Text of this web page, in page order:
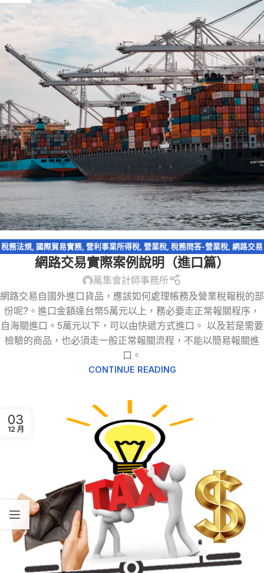
稅務法規 國際貿易實務 營利事業所得稅 營業稅 稅務問答-營業稅 網路交易
課稅,網路拍賣,網路購物,跨境電商,電商系列 ,電子商務
網路交易實際案例說明（進口篇）
萬集會計師事務所
網路交易自國外進口貨品，應該如何處理帳務及營業稅報稅的部
份呢?。進口金額達台幣5萬元以上，務必要走正常報關程序，
自海關進口。5萬元以下，可以由快遞方式進口。 以及若是需要
檢驗的商品，也必須走一般正常報關流程，不能以簡易報關進
口。
CONTINUE READING
03
12 月